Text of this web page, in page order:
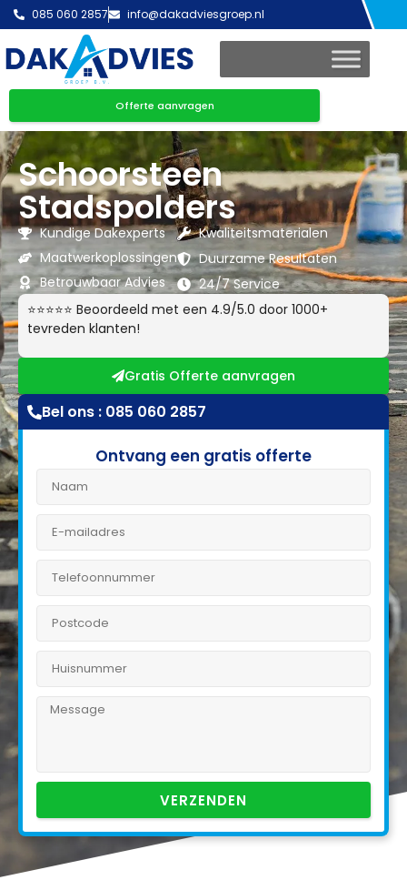
085 060 2857 info@dakadviesgroep.nl
Offerte aanvragen
Schoorsteen
Stadspolders
Kundige Dakexperts
Maatwerkoplossingen
Betrouwbaar Advies
Kwaliteitsmaterialen
Duurzame Resultaten
24/7 Service
⭐⭐⭐⭐⭐ Beoordeeld met een 4.9/5.0 door 1000+
tevreden klanten!
Gratis Offerte aanvragen
Bel ons : 085 060 2857
Ontvang een gratis offerte
VERZENDEN